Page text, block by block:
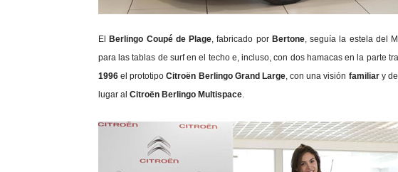
El Berlingo Coupé de Plage, fabricado por Bertone, seguía la estela del
para las tablas de surf en el techo e, incluso, con dos hamacas en la parte
1996el prototipo Citroën Berlingo Grand Large, con una visión familiary de
lugar al Citroën Berlingo Multispace.